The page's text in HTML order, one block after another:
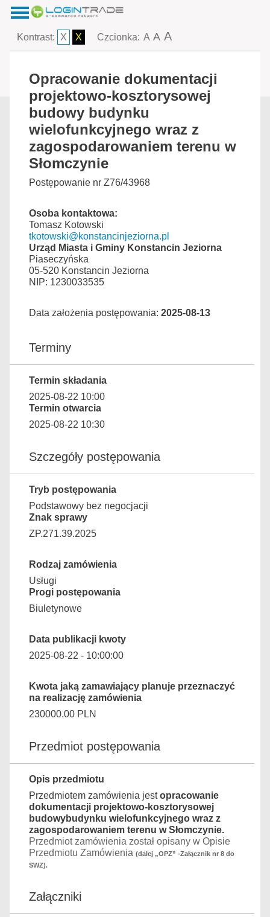
Kontrast: X X Czcionka: A A A
Opracowanie dokumentacji
projektowo-kosztorysowej
budowy budynku
wielofunkcyjnego wraz z
zagospodarowaniem terenu w
Słomczynie
Postępowanie nr Z76/43968
Osoba kontaktowa:
Tomasz Kotowski
tkotowski@konstancinjeziorna.pl
Urząd Miasta i Gminy Konstancin Jeziorna
Piaseczyńska
05-520 Konstancin Jeziorna
NIP: 1230033535
Data założenia postępowania: 2025-08-13
Terminy
Termin składania
2025-08-22 10:00
Termin otwarcia
2025-08-22 10:30
Szczegóły postępowania
Tryb postępowania
Podstawowy bez negocjacji
Znak sprawy
ZP.271.39.2025
Rodzaj zamówienia
Usługi
Progi postępowania
Biuletynowe
Data publikacji kwoty
2025-08-22 - 10:00:00
Kwota jaką zamawiający planuje przeznaczyć
na realizację zamówienia
230000.00 PLN
Przedmiot postępowania
Opis przedmiotu
Przedmiotem zamówienia jestopracowanie
dokumentacji projektowo-kosztorysowej
budowybudynku wielofunkcyjnego wraz z
zagospodarowaniem terenu w Słomczynie.
Przedmiot zamówienia został opisany w Opisie
Przedmiotu Zamówienia (dalej „OPZ” -Załącznik nr 8 do
SWZ).
Załączniki